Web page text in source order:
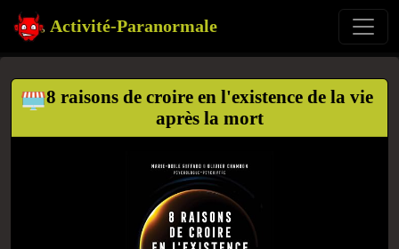
Activité-Paranormale
8 raisons de croire en l'existence de la vie
après la mort